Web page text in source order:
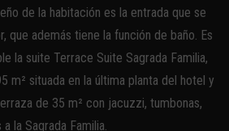
de la habitación es la entrada que se
que además tiene la función de baño. Es
la suite Terrace Suite Sagrada Familia,
m² situada en la última planta del hotel y
de 35 m² con jacuzzi, tumbonas,
la Sagrada Familia.